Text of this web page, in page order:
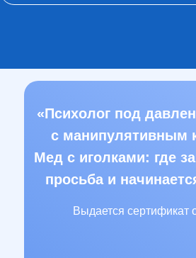
«Психолог под
с манипулятивным
Мед с иголками: где
просьба и
Выдается сертификат